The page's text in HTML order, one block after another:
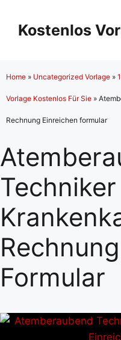
Inhalt
springen
Kostenlos
Home » Uncategorized Vorlage »
Vorlage Kostenlos Für Sie »
Rechnung Einreichen formular
Techniker
Formular